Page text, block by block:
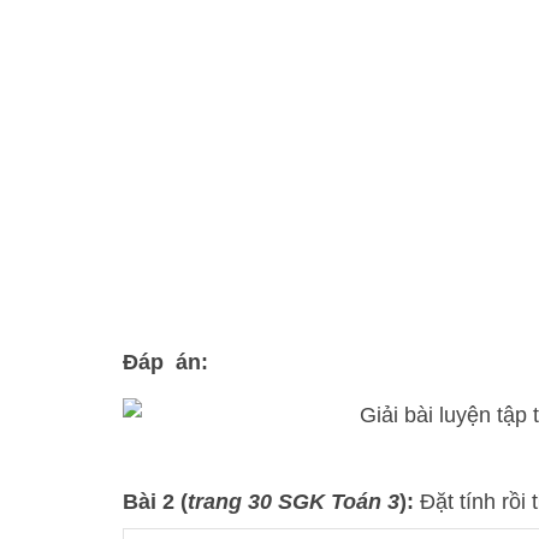
Đáp án:
Bài 2 (trang 30 SGK Toán 3): Đặt tính rồi